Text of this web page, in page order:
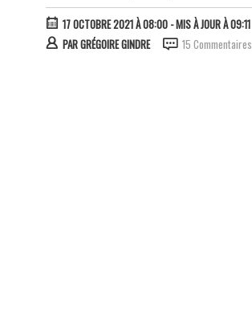
17 OCTOBRE 2021 À 08:00- MIS À JOUR À 09:11
PARGRÉGOIRE GINDRE 15 Commentaires